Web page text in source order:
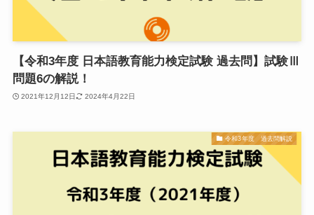
【令和3年度 日本語教育能力検定試験 過去問】試験Ⅲ
問題6の解説！
2021年12月12日 2024年4月22日
令和3年度 過去問解説